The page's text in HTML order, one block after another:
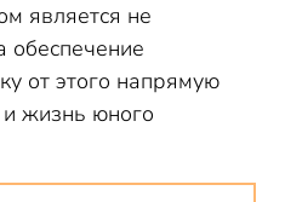
является не
обеспечение
от этого напрямую
и жизнь юного